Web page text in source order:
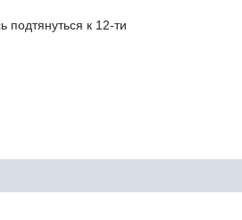
подтянуться к 12-ти